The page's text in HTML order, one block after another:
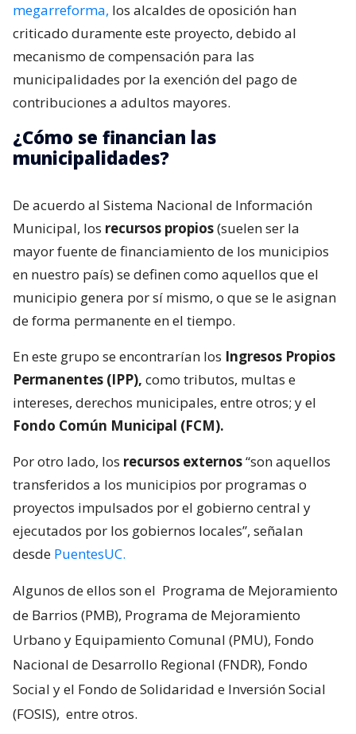
megarreforma, los alcaldes de oposición han
criticado duramente este proyecto, debido al
mecanismo de compensación para las
municipalidades por la exención del pago de
contribuciones a adultos mayores.
¿Cómo se financian las
municipalidades?
De acuerdo al Sistema Nacional de Información
Municipal, los recursos propios(suelen ser la
mayor fuente de financiamiento de los municipios
en nuestro país) se definen como aquellos que el
municipio genera por sí mismo, o que se le asignan
de forma permanente en el tiempo.
En este grupo se encontrarían los Ingresos Propios
Permanentes (IPP), como tributos, multas e
intereses, derechos municipales, entre otros; y el
Fondo Común Municipal (FCM).
Por otro lado, los recursos externos“son aquellos
transferidos a los municipios por programas o
proyectos impulsados por el gobierno central y
ejecutados por los gobiernos locales”, señalan
desde PuentesUC.
Algunos de ellos son el Programa de Mejoramiento
de Barrios (PMB), Programa de Mejoramiento
Urbano y Equipamiento Comunal (PMU), Fondo
Nacional de Desarrollo Regional (FNDR), Fondo
Social y el Fondo de Solidaridad e Inversión Social
(FOSIS), entre otros.